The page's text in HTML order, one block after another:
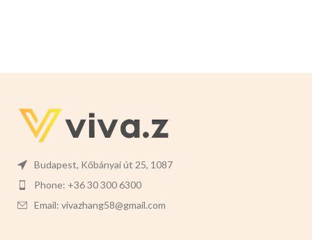
Budapest, Kőbányai út 25, 1087
Phone: +36 30 300 6300
Email: vivazhang58@gmail.com